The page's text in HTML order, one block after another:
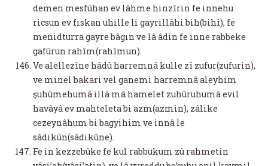
demen mesfûhan ev lâhme hinzîrin fe innehu
ricsun ev fıskan uhille li gayrillâhi bih(bihî), fe
menidturra gayre bâgın ve lâ âdin fe inne rabbeke
gafûrun rahîm(rahîmun).
Ve alellezîne hâdû harremnâ kulle zî zufur(zufurin),
ve minel bakari vel ganemi harremnâ aleyhim
şuhûmehumâ illâ mâ hamelet zuhûruhumâ evil
havâyâ ev mahteleta bi azm(azmin), zâlike
cezeynâhum bi bagyihim ve innâ le
sâdikûn(sâdikûne).
Fe in kezzebûke fe kul rabbukum zû rahmetin